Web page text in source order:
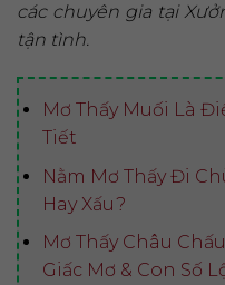
các chuyên gia tại
tận tình.
Mơ Thấy Muối Là
Tiết
Nằm Mơ Thấy Đi
Hay Xấu?
Mơ Thấy Châu
Giấc Mơ & Con Số